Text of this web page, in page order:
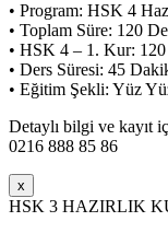
• Program: HSK 4
• Toplam Süre: 120
• HSK 4 – 1. Kur:
• Ders Süresi: 45
• Eğitim Şekli: Yüz
Detaylı bilgi ve kayıt
0216 888 85 86
x
HSK 3 HAZIRLIK